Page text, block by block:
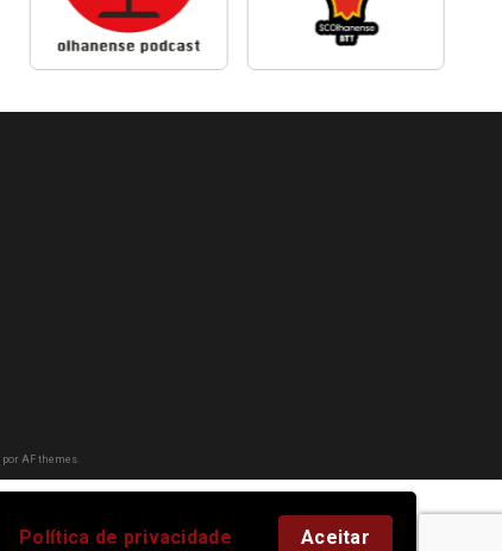
Política de privacidade Aceitar
por AF themes.